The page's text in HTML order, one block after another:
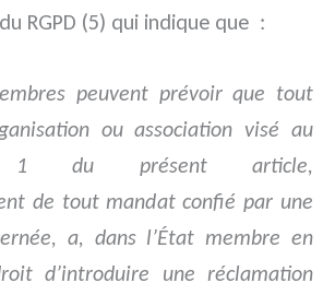
RGPD (5) qui indique que :
peuvent prévoir que tout
ou association visé au
1 du présent article,
de tout mandat confié par une
a, dans l’État membre en
d’introduire une réclamation